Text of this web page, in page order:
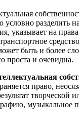
разделить
указывает на
быть и более
проста и очевидна.
право,
творческой
музыкальное